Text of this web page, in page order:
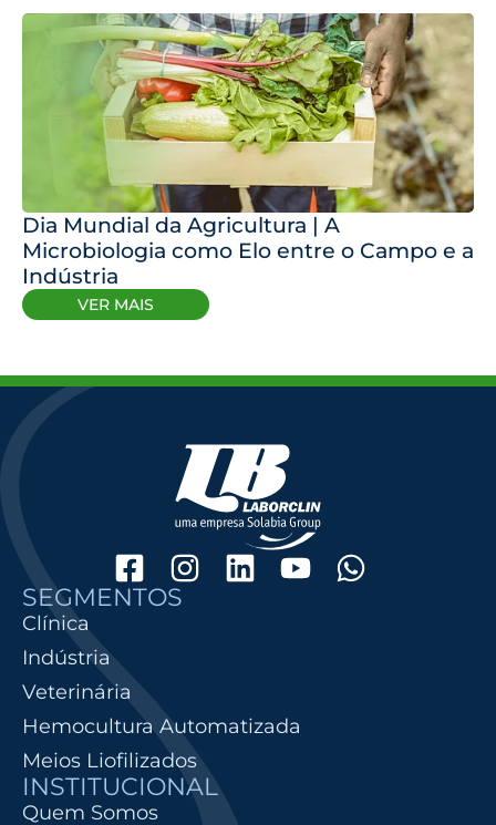
Dia Mundial da Agricultura | A
Microbiologia como Elo entre o Campo e a
Indústria
VER MAIS
SEGMENTOS
Clínica
Indústria
Veterinária
Hemocultura Automatizada
Meios Liofilizados
INSTITUCIONAL
Quem Somos